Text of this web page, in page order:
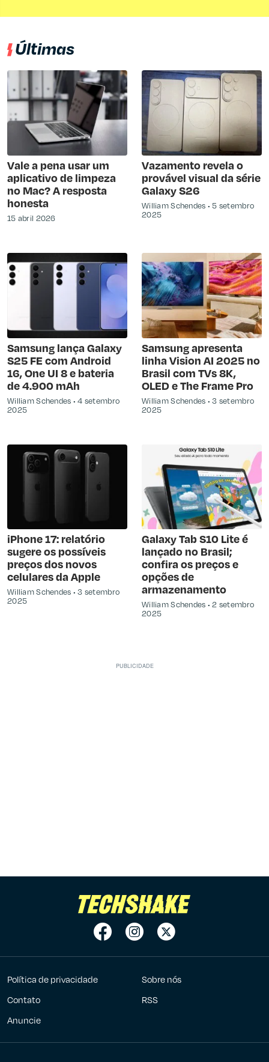
Últimas
Vale a pena usar um
aplicativo de limpeza
no Mac? A resposta
honesta
15 abril 2026
Vazamento revela o
provável visual da série
Galaxy S26
William Schendes
5 setembro
2025
Samsung lança Galaxy
S25 FE com Android
16, One UI 8 e bateria
de 4.900 mAh
William Schendes
4 setembro
2025
Samsung apresenta
linha Vision AI 2025 no
Brasil com TVs 8K,
OLED e The Frame Pro
William Schendes
3 setembro
2025
iPhone 17: relatório
sugere os possíveis
preços dos novos
celulares da Apple
William Schendes
3 setembro
2025
Galaxy Tab S10 Lite é
lançado no Brasil;
confira os preços e
opções de
armazenamento
William Schendes
2 setembro
2025
Política de privacidade
Sobre nós
Contato
RSS
Anuncie